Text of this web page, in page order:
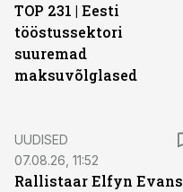
TOP 231 | Eesti
tööstussektori
suuremad
maksuvõlglased
UUDISED
07.08.26, 11:52
Rallistaar Elfyn Evans